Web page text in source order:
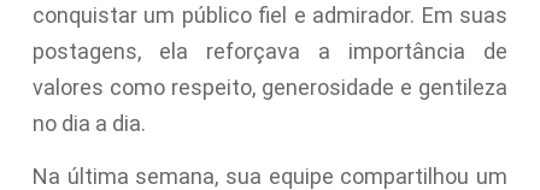
conquistar um público fiel e admirador. Em suas
postagens, ela reforçava a importância de
valores como respeito, generosidade e gentileza
no dia a dia.
Na última semana, sua equipe compartilhou um